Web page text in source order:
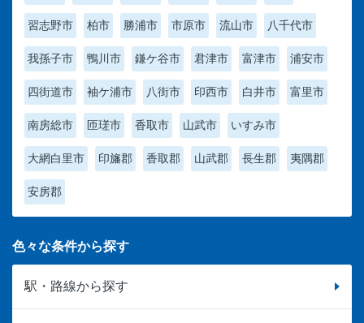
習志野市 柏市 勝浦市 市原市 流山市 八千代市
我孫子市 鴨川市 鎌ケ谷市 君津市 富津市 浦安市
四街道市 袖ケ浦市 八街市 印西市 白井市 富里市
南房総市 匝瑳市 香取市 山武市 いすみ市
大網白里市 印旛郡 香取郡 山武郡 長生郡 夷隅郡
安房郡
色々な条件から探す
駅・路線から探す